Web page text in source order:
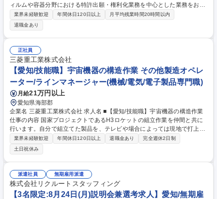
ィルムや容器分野における特許出願・権利化業務を中心とした業務をお任
せいたします。 国内だけでなく海外特許出願にも携わることができます。
【具体的には】■国内外での特許出願・権利化業務を中心に研究開発部門
と連携した発明発掘活動を行います。 ▽特許調査・分析： 先行技術調
査、侵害予防調査、無効資料調査など ▽他社対策：他社特許への対応（情
報提供、異議申立等）知財動向分析 ▽発明発掘：開発者の元へ足を運び、
新技術の種を一緒に見つけ出す業務 募集職種 【豊橋市/知財・特許スタッ
フ】未経験から専門職へ！平均残業6H/社員食堂有◎
業界未経験歓迎 年間休日120日以上
月平均残業時間20時間以内
退職金あり
正社員
三菱重工業株式会社
【愛知/技能職】宇宙機器の構造作業 その他製造オペレ
ーター/ラインマネージャー(機械/電気/電子製品専門職)
月給21万円以上
愛知県海部郡
企業名 三菱重工業株式会社 求人名 ■【愛知/技能職】宇宙機器の構造作業
仕事の内容 国家プロジェクトであるH3ロケットの組立作業を仲間と共に
行います。自分で組立てた製品を、テレビや場合によっては現地で打上げ
の瞬間を見ることができるので、達成感や充実感を味わうことができる業
務です。 下記の構造組立作業に従事いただきます。 【機種】・H3ロケッ
ト ・HTV-X（こうのとり後継機） ・他、宇宙機器 【作業内容（具体
例）】・位置決め ・穴明け ・打鋲、ボルト締め ・クレーン等を用いた大
物ハンドリング ※中長期的には、上記作業の他、適正を見ながら現場管理
や生産管理業務も担当頂く可能性もあります。※建物の改変を伴う作業は
ございません。 募集職種 ■【愛知/技能職】宇宙機器の構造作業
業界未経験歓迎 年間休日120日以上 退職金あり
完全週休2日制
土日祝休み
派遣社員 無期雇用派遣
株式会社リクルートスタッフィング
【3名限定:8月24日(月)説明会兼選考求人】愛知/無期雇